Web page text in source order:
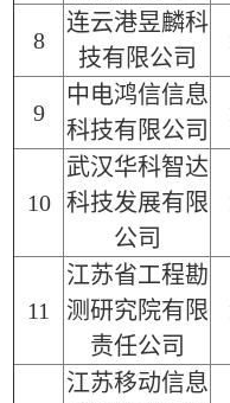
8
连云港昱麟科
技有限公司
9
中电鸿信信息
科技有限公司
10
武汉华科智达
科技发展有限
公司
11
江苏省工程勘
测研究院有限
责任公司
江苏移动信息